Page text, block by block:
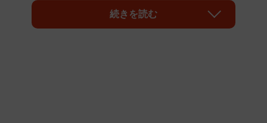
んびり帰ろうと新大阪〜広島間「こだま」を予約してい
た。ところが、ママ友集団によるとんだ車内宴会に巻き込
続きを読む